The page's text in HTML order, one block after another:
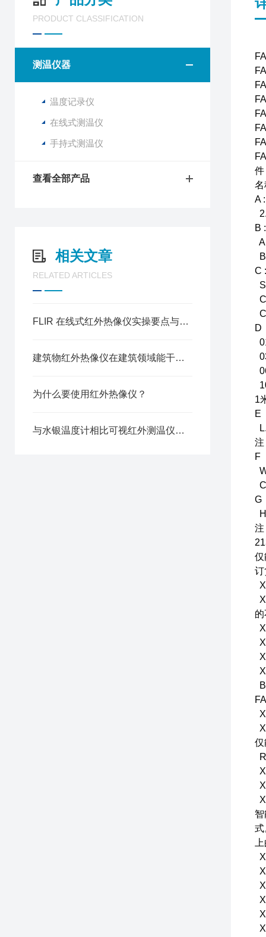
PRODUCT CLASSIFICATION
测温仪器
温度记录仪
在线式测温仪
手持式测温仪
查看全部产品
相关文章
RELATED ARTICLES
FLIR 在线式红外热像仪实操要点与数据解读方法
建筑物红外热像仪在建筑领域能干的事情还真不少
为什么要使用红外热像仪？
与水银温度计相比可视红外测温仪非常安全和卫生
件
A
B
C
D
1
E
注
F
G
注
仅
仅
式